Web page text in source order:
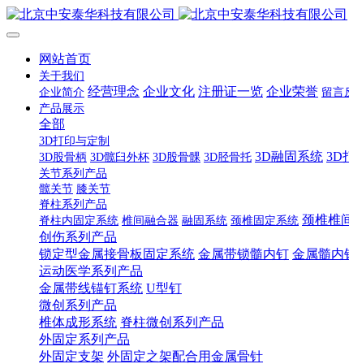
网站首页
关于我们
企业简介 经营理念 企业文化 注册证一览 企业荣誉 留言
产品展示
全部
3D打印与定制
3D股骨柄 3D髋臼外杯 3D股骨髁 3D胫骨托 3D融固系统 3D
关节系列产品
髋关节 膝关节
脊柱系列产品
脊柱内固定系统 椎间融合器 融固系统 颈椎固定系统 颈椎椎
创伤系列产品
锁定型金属接骨板固定系统 金属带锁髓内钉 金属髓内
运动医学系列产品
金属带线锚钉系统 U型钉
微创系列产品
椎体成形系统 脊柱微创系列产品
外固定系列产品
外固定支架 外固定之架配合用金属骨针